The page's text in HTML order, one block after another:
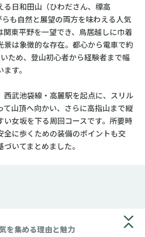
る日和田山（ひわださん、標高
も自然と展望の両方を味わえる人気
関東平野を一望でき、鳥居越しに巾着
景は象徴的な存在。都心から電車で約
ため、登山初心者から経験者まで幅
す。
西武池袋線・高麗駅を起点に、スリル
て山頂へ向かい、さらに高指山まで縦
い女坂を下る周回コースです。所要時
全に歩くための装備のポイントも交
いてまとめました。
を集める理由と魅力